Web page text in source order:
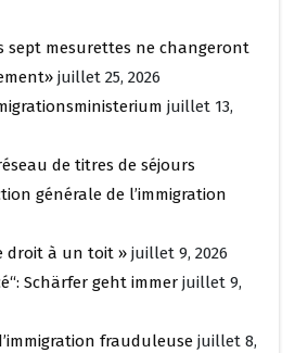
sept mesurettes ne changeront
juillet 25, 2026
juillet 13,
de titres de séjours
générale de l’immigration
droit à un toit » juillet 9, 2026
Schärfer geht immer juillet 9,
frauduleuse juillet 8,